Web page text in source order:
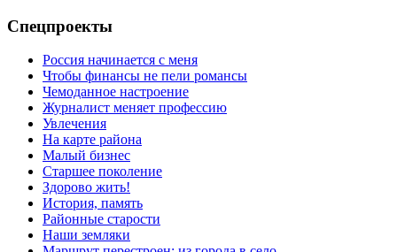
Спецпроекты
Россия начинается с меня
Чтобы финансы не пели романсы
Чемоданное настроение
Журналист меняет профессию
Увлечения
На карте района
Малый бизнес
Старшее поколение
Здорово жить!
История, память
Районные старости
Наши земляки